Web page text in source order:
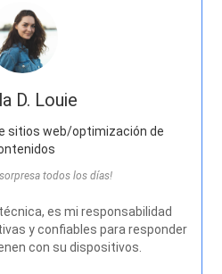
D. Louie
sitios web/optimización de
sorpresa todos los días!
es mi responsabilidad
y confiables para responder
con su dispositivos.